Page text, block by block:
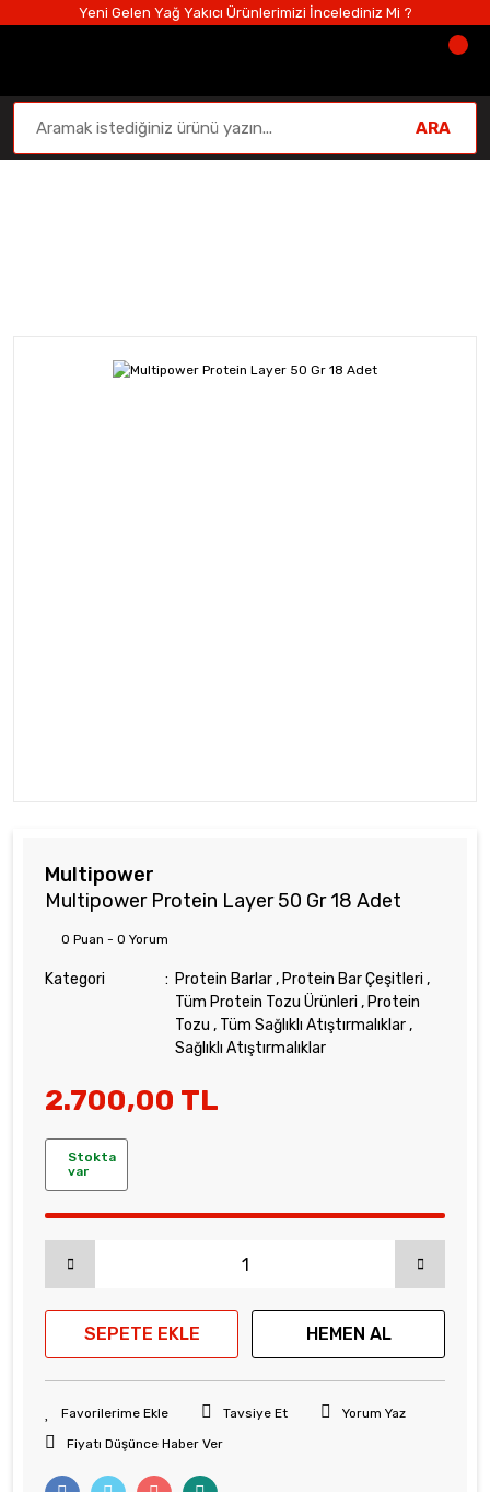
Yeni Gelen Yağ Yakıcı Ürünlerimizi İncelediniz Mi ?
ARA
Multipower
Multipower Protein Layer 50 Gr 18 Adet
0 Puan - 0 Yorum
Kategori Protein Barlar, Protein Bar Çeşitleri ,
Tüm Protein Tozu Ürünleri , Protein
Tozu , Tüm Sağlıklı Atıştırmalıklar,
Sağlıklı Atıştırmalıklar
2.700,00 TL
Stokta
var
SEPETE EKLE HEMEN AL
Tavsiye Et
Yorum Yaz
Fiyatı Düşünce Haber Ver